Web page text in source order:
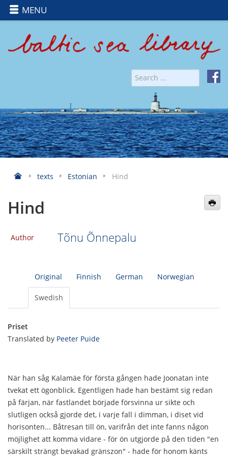
MENU
texts Estonian Hind
Hind
Author Tõnu Õnnepalu
Original Finnish German Norwegian
Swedish
Priset
Translated by Peeter Puide
När han såg Kalamäe för första gången hade Joonatan inte
tvekat ett ögonblick. Egentligen hade han bestämt sig redan
på färjan, när fastlandet började försvinna ur sikte och
slutligen också gjorde det, i varje fall i dimman, i diset vid
horisonten... Båtresan till ön, varifrån det inte fanns någon
möjlighet att komma vidare - för ön utgjorde på den tiden "en
särskilt strängt bevakad gränszon" - hade för honom känts